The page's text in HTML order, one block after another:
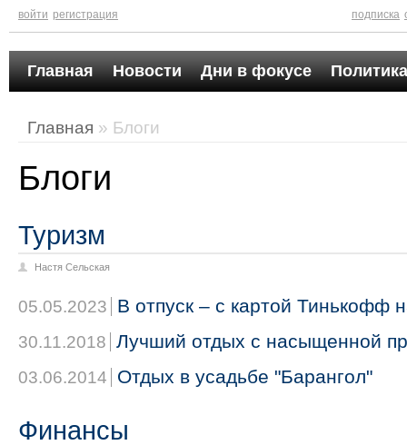
войти регистрация подписка
Главная Новости Дни в фокусе
Главная » Блоги
Блоги
Туризм
Настя Сельская
05.05.2023 В отпуск – с картой Тинькофф
30.11.2018 Лучший отдых с насыщенной
03.06.2014 Отдых в усадьбе "Барангол"
Финансы